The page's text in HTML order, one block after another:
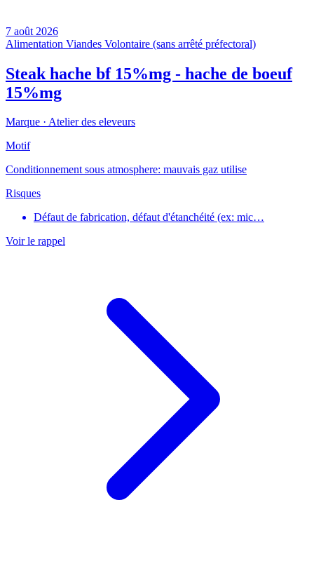
7 août 2026
Alimentation Viandes Volontaire (sans arrêté préfectoral)
Steak hache bf 15%mg - hache de boeuf
15%mg
Marque · Atelier des eleveurs
Motif
Conditionnement sous atmosphere: mauvais gaz utilise
Risques
Défaut de fabrication, défaut d'étanchéité (ex: mic…
Voir le rappel